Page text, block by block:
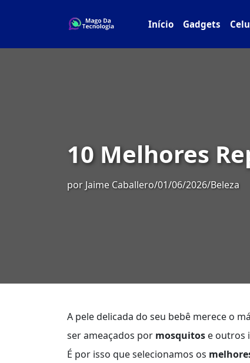
Início Gadgets
10 Melhores
por Jaime Caballero/01/06/2026/Beleza
A pele delicada do seu bebê merece o
ser ameaçados por mosquitos e outros
É por isso que selecionamos os